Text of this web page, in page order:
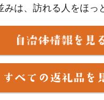
みは、訪れる人をほっ
れる人たちが住んでい
ハマチの養殖に成功
ており、地場産業であ
上を占めており、そこ
得ています。今もなお